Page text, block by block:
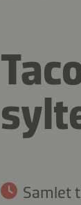
Samlet